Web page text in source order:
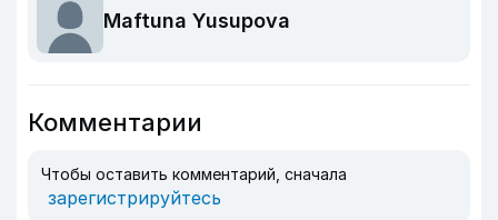
Maftuna Yusupova
Комментарии
Чтобы оставить комментарий, сначала
зарегистрируйтесь